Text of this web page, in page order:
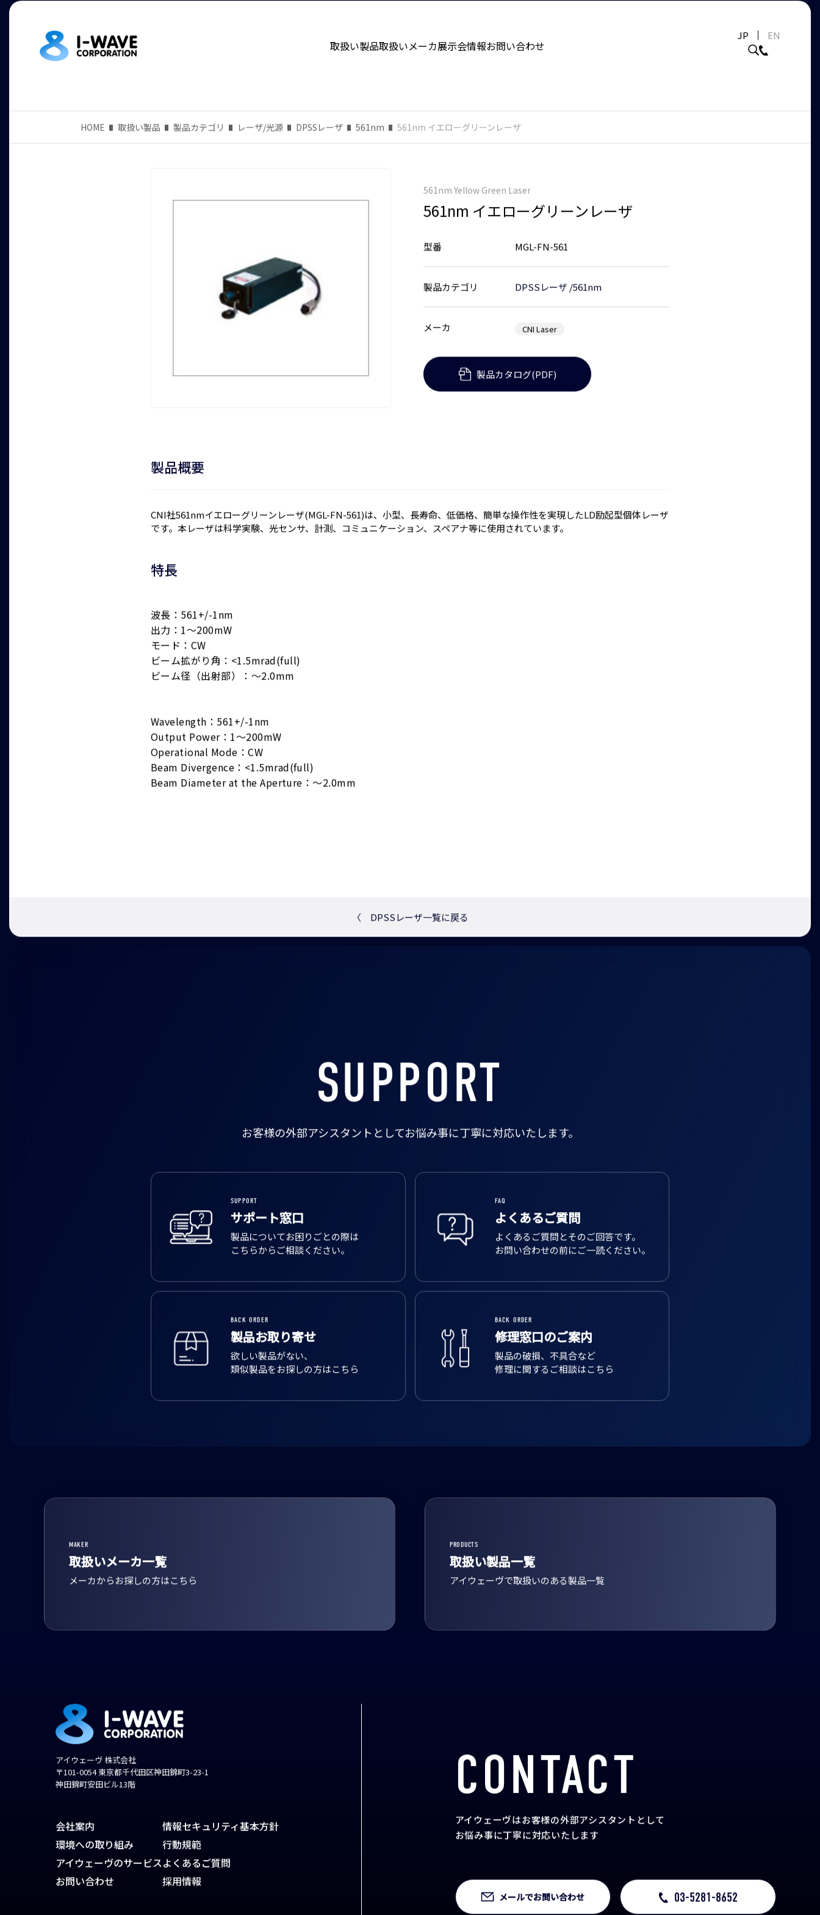
取扱い製品取扱いメーカ展示会情報お問い合わせ
JP EN
HOME 取扱い製品 製品カテゴリ レーザ/光源 DPSSレーザ 561nm 561nm イエローグリーンレーザ
561nm Yellow Green Laser
561nm イエローグリーンレーザ
型番 MGL-FN-561
製品カテゴリ DPSSレーザ/561nm
メーカ CNI Laser
製品カタログ(PDF)
製品概要
CNI社561nmイエローグリーンレーザ(MGL-FN-561)は、小型、長寿命、低価格、簡単な操作性を実現したLD励起型個体レーザ
です。本レーザは科学実験、光センサ、計測、コミュニケーション、スペアナ等に使用されています。
特長
波長：561+/-1nm
出力：1～200mW
モード：CW
ビーム拡がり角：<1.5mrad(full)
ビーム径（出射部）：～2.0mm
Wavelength：561+/-1nm
Output Power：1～200mW
Operational Mode：CW
Beam Divergence：<1.5mrad(full)
Beam Diameter at the Aperture：～2.0mm
〈 DPSSレーザ一覧に戻る
SUPPORT
お客様の外部アシスタントとしてお悩み事に丁寧に対応いたします。
SUPPORT
サポート窓口
製品についてお困りごとの際は
こちらからご相談ください。
FAQ
よくあるご質問
よくあるご質問とそのご回答です。
お問い合わせの前にご一読ください。
BACK ORDER
製品お取り寄せ
欲しい製品がない、
類似製品をお探しの方はこちら
BACK ORDER
修理窓口のご案内
製品の破損、不具合など
修理に関するご相談はこちら
MAKER
取扱いメーカ一覧
メーカからお探しの方はこちら
PRODUCTS
取扱い製品一覧
アイウェーヴで取扱いのある製品一覧
CONTACT
アイウェーヴはお客様の外部アシスタント として
お悩み事に丁寧に対応いたします
メールでお問い合わせ 03-5281-8652
アイウェーヴ 株式会社
〒101-0054 東京都千代田区神田錦町3-23-1
神田錦町安田ビル13階
会社案内
環境への取り組み
アイウェーヴのサービス
お問い合わせ
情報セキュリティ基本方針
行動規範
よくあるご質問
採用情報